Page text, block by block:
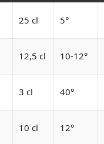
25 cl 5°
12,5 cl 10-12°
3 cl 40°
10 cl 12°